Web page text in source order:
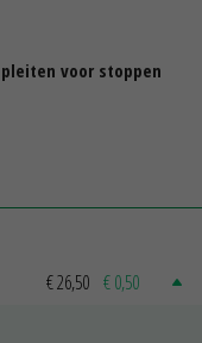
voor stoppen
€ 26,50 € 0,50